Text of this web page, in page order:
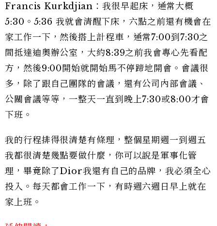
Francis Kurkdjian：我很早起床，通常大概
5:30。5:36 我就會清醒下床，六點之前還有機會在
家工作一下，然後搭上計程車，通常7:00到7:30之
間抵達迪奧辦公室，大約8:39之前我會專心先看配
方，然後9:00開始就開始馬不停蹄地開會。會議很
多，除了跟自己團隊的會議，還有公司內部會議、
公關會議等等，一整天一直到晚上7:30或8:00才會
下班。
我的行程排得很清楚有條理，整個星期週一到週五
我都很清楚幾點要做什麼，你可以說是軍事化管
理，畢竟除了Dior我還有自己的品牌，我必須全心
投入。每天都會工作一下，有時週六週日早上就在
家上班。